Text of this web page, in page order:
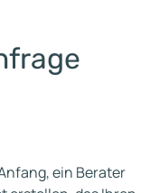
ein Berater